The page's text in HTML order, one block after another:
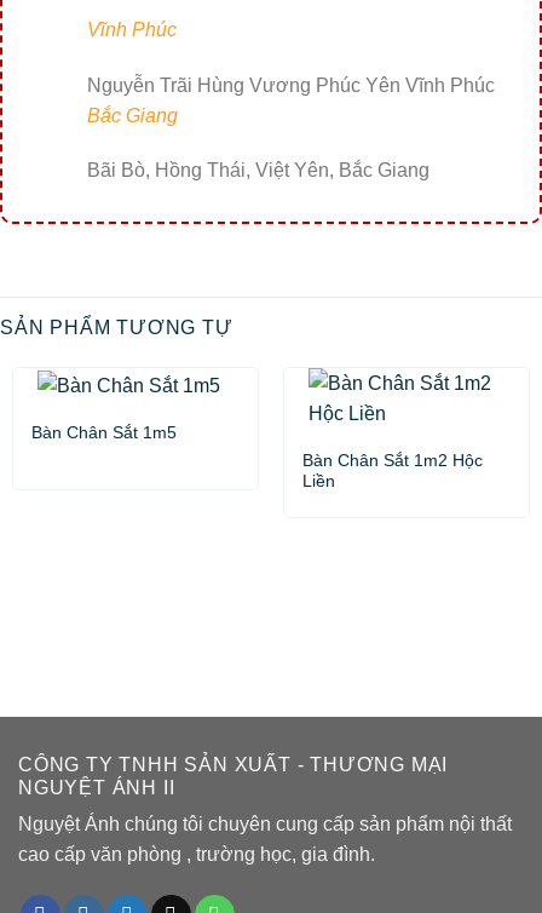
Vĩnh Phúc
Nguyễn Trãi Hùng Vương Phúc Yên Vĩnh Phúc
Bắc Giang
Bãi Bò, Hồng Thái, Việt Yên, Bắc Giang
SẢN PHẨM TƯƠNG TỰ
Bàn Chân Sắt 1m5
Bàn Chân Sắt 1m2 Hộc
Liền
CÔNG TY TNHH SẢN XUẤT - THƯƠNG MẠI
NGUYỆT ÁNH II
Nguyệt Ánh chúng tôi chuyên cung cấp sản phẩm nội thất
cao cấp văn phòng , trường học, gia đình.